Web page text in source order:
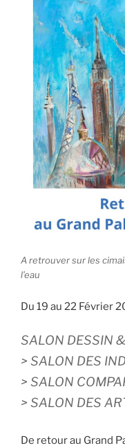
A retrouver sur les
l’eau
Du 19 au 22 Février
SALON DESSIN
> SALON DES
> SALON
> SALON DES
De retour au Grand